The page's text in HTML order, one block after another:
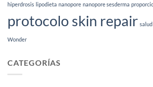
(2026)
hiperdrosis lipodieta nanopore nanopore sesderma
protocolo skin repair salud
Wonder
CATEGORÍAS